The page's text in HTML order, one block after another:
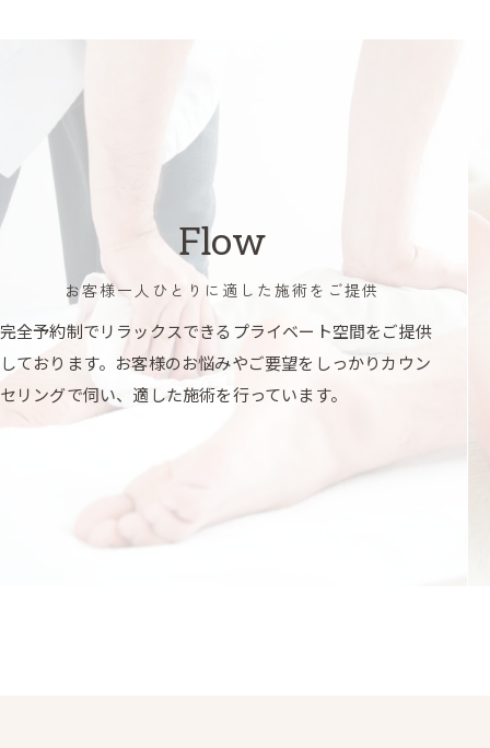
Flow
お客様一人ひとりに適した施術をご提供
完全予約制でリラックスできるプライベート空間をご提供
しております。お客様のお悩みやご要望をしっかりカウン
セリングで伺い、適した施術を行っています。